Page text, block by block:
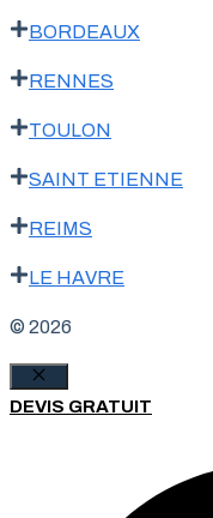
BORDEAUX
RENNES
TOULON
SAINT ETIENNE
REIMS
LE HAVRE
© 2026
Fermer
DEVIS GRATUIT